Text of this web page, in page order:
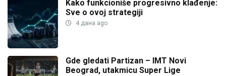
Kako funkcioniše progresivno klađenje:
Sve o ovoj strategiji
4 дана ago
Gde gledati Partizan – IMT Novi
Beograd, utakmicu Super Lige